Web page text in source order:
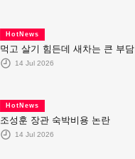
HotNews
먹고 살기 힘든데 새차는 큰 부담
14 Jul 2026
HotNews
조성훈 장관 숙박비용 논란
14 Jul 2026